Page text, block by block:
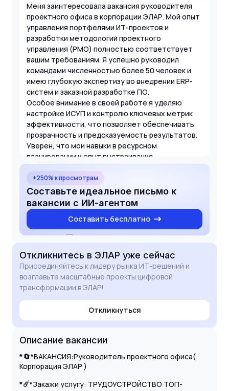
Меня заинтересовала вакансия руководителя
проектного офиса в корпорации ЭЛАР. Мой опыт
управления портфелями ИТ-проектов и
разработки методологий проектного
управления (PMO) полностью соответствует
вашим требованиям. Я успешно руководил
командами численностью более 50 человек и
имею глубокую экспертизу во внедрении ERP-
систем и заказной разработке ПО.
Особое внимание в своей работе я уделяю
настройке ИСУП и контролю ключевых метрик
эффективности, что позволяет обеспечивать
прозрачность и предсказуемость результатов.
Уверен, что мои навыки в ресурсном
планировании и опыт выстраивания
коммуникаций с функциональными заказчиками
помогут усилить проектный офис вашей
корпорации. Буду рад обсудить мой вклад в
развитие ваших ИТ-инициатив на интервью.
+250% к просмотрам
Составьте идеальное письмо к
вакансии с ИИ-агентом
Составить бесплатно
Откликнитесь в ЭЛАР уже сейчас
Присоединяйтесь к лидеру рынка ИТ-решений и
возглавьте масштабные проекты цифровой
трансформации в ЭЛАР!
Откликнуться
Описание вакансии
*🔄*ВАКАНСИЯ:Руководитель проектного офиса(
Корпорация ЭЛАР )
*☄️*Закажи услугу: ТРУДОУСТРОЙСТВО ТОП-